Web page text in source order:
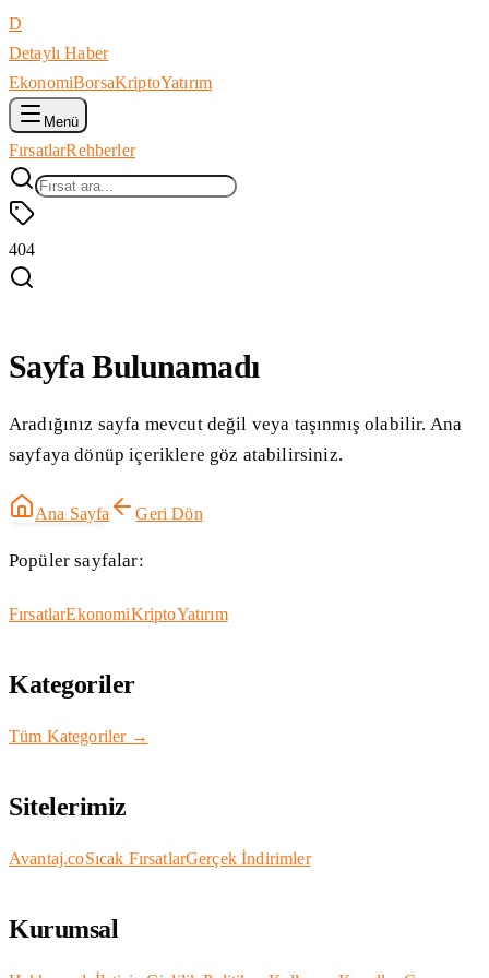
D
Detaylı Haber
EkonomiBorsaKriptoYatırım
Menü
FırsatlarRehberler
404
Sayfa Bulunamadı
Aradığınız sayfa mevcut değil veya taşınmış olabilir. Ana
sayfaya dönüp içeriklere göz atabilirsiniz.
Ana Sayfa Geri Dön
Popüler sayfalar:
FırsatlarEkonomiKriptoYatırım
Kategoriler
Tüm Kategoriler →
Sitelerimiz
Avantaj.coSıcak FırsatlarGerçek İndirimler
Kurumsal